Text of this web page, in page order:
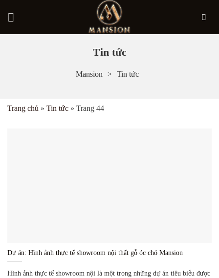
Tin tức
Mansion Tin tức
Trang chủ » Tin tức » Trang 44
Dự án: Hình ảnh thực tế showroom nội thất gỗ óc chó Mansion
Hình ảnh thực tế showroom nội là một trong những dự án tiêu biểu được